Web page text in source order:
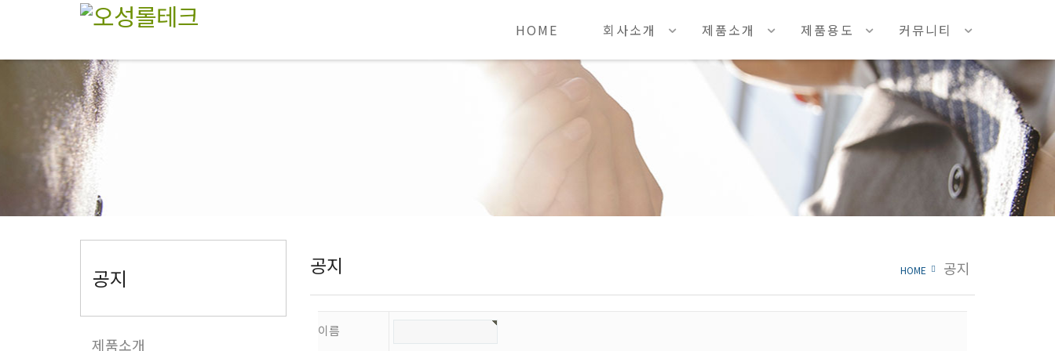
HOME 회사소개 제품소개 제품용도 커뮤니티
공지
제품소개
공지 HOME 공지
이름